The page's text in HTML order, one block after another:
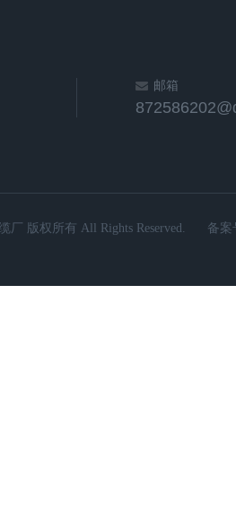
邮箱
版权所有 All Rights Reserved. 备案